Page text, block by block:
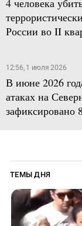
4 человека
России во II
12:56, 1 июля 2026
В июне 2026
атаках на
зафиксировано
ТЕМЫ ДНЯ